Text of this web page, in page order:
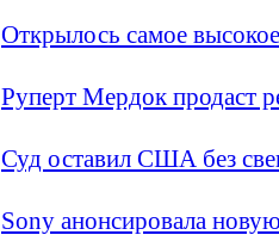
Открылось самое
Руперт Мердок продаст
Суд оставил США без
Sony анонсировала